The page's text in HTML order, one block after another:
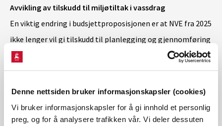
Denne nettsiden bruker informasjonskapsler (cookies)
Vi bruker informasjonskapsler for å gi innhold et personlig
preg, og for å analysere trafikken vår. Vi deler dessuten
Avvikling av tilskudd til miljøtiltak i vassdrag
En viktig endring i budsjettproposisjonen er at NVE fra 2025
ikke lenger vil gi tilskudd til planlegging og gjennomføring
av miljøtiltak i vassdrag. Denne oppgaven overføres til
Klima- og miljødepartementet, hvor Miljødirektoratet og
Riksantikvaren vil forvalte midlene.
– Dette betyr at søknader som gjelder miljøtiltak i